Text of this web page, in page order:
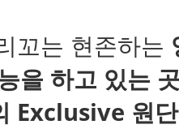
꼬는 현존하는
을 하고 있는
Exclusive 원